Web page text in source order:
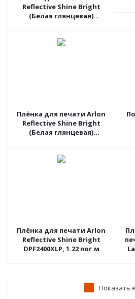
Reflective Shine Bright
(Белая глянцевая)
Плёнка для печати Arlon
Reflective Shine Bright
(Белая глянцевая)
Плёнка для печати Arlon
Reflective Shine Bright
DPF2400XLP, 1.22 пог.м
Показать